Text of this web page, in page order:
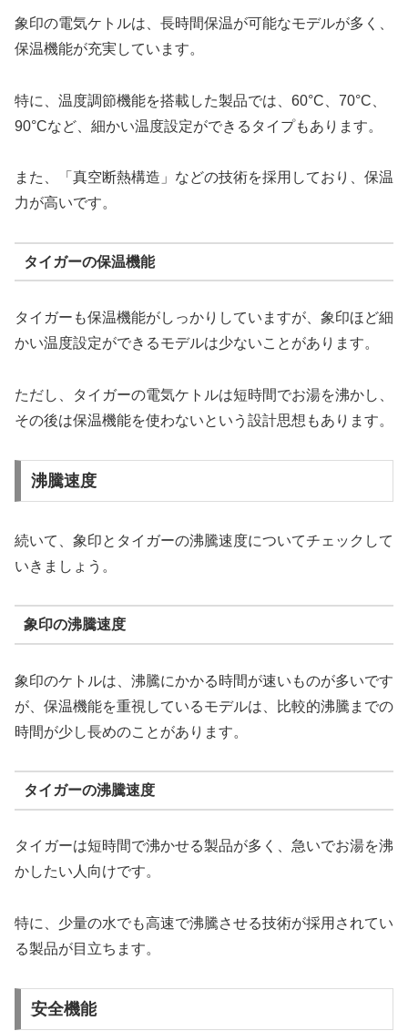
象印の電気ケトルは、長時間保温が可能なモデルが多く、
保温機能が充実しています。
特に、温度調節機能を搭載した製品では、60°C、70°C、
90°Cなど、細かい温度設定ができるタイプもあります。
また、「真空断熱構造」などの技術を採用しており、保温
力が高いです。
タイガーの保温機能
タイガーも保温機能がしっかりしていますが、象印ほど細
かい温度設定ができるモデルは少ないことがあります。
ただし、タイガーの電気ケトルは短時間でお湯を沸かし、
その後は保温機能を使わないという設計思想もあります。
沸騰速度
続いて、象印とタイガーの沸騰速度についてチェックして
いきましょう。
象印の沸騰速度
象印のケトルは、沸騰にかかる時間が速いものが多いです
が、保温機能を重視しているモデルは、比較的沸騰までの
時間が少し長めのことがあります。
タイガーの沸騰速度
タイガーは短時間で沸かせる製品が多く、急いでお湯を沸
かしたい人向けです。
特に、少量の水でも高速で沸騰させる技術が採用されてい
る製品が目立ちます。
安全機能